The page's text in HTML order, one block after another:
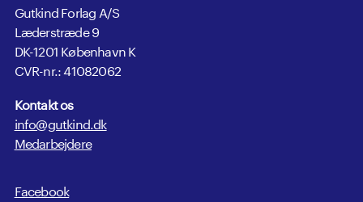
Gutkind Forlag A/S
Læderstræde 9
DK-1201 København K
CVR-nr.: 41082062
Kontakt os
info@gutkind.dk
Medarbejdere
Facebook